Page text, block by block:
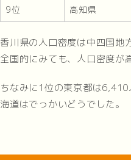
9位 高知県
香川県の人口密度は中四国地
全国的にみても、人口密度が
ちなみに1位の東京都は
海道はでっかいどうでした。